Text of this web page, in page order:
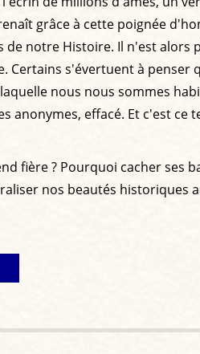
grâce à cette poignée
notre Histoire. Il n'est alors
Certains s'évertuent à penser
nous nous sommes
anonymes, effacé. Et c'est ce
fière ? Pourquoi cacher ses
nos beautés historiques